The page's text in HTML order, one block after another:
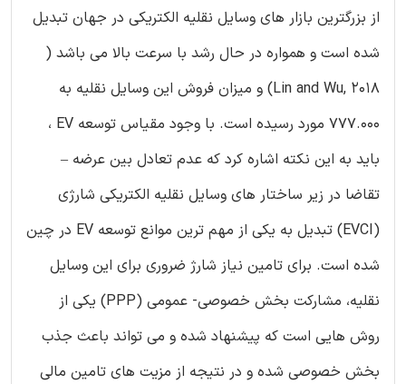
از بزرگترین بازار های وسایل نقلیه الکتریکی در جهان تبدیل
شده است و همواره در حال رشد با سرعت بالا می باشد (
Lin and Wu, 2018) و میزان فروش این وسایل نقلیه به
777.000 مورد رسیده است. با وجود مقیاس توسعه EV ،
باید به این نکته اشاره کرد که عدم تعادل بین عرضه –
تقاضا در زیر ساختار های وسایل نقلیه الکتریکی شارژی
(EVCI) تبدیل به یکی از مهم ترین موانع توسعه EV در چین
شده است. برای تامین نیاز شارژ ضروری برای این وسایل
نقلیه، مشارکت بخش خصوصی- عمومی (PPP) یکی از
روش هایی است که پیشنهاد شده و می تواند باعث جذب
بخش خصوصی شده و در نتیجه از مزیت های تامین مالی